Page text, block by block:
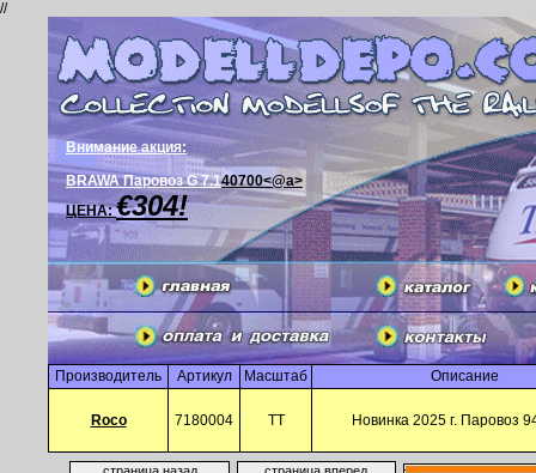
//
Внимание акция:
BRAWA Паровоз G 7.140700<@a>
ЦЕНА:€304!
Производитель Артикул Масштаб Описание
Roco 7180004 TT Новинка 2025 г. Паровоз